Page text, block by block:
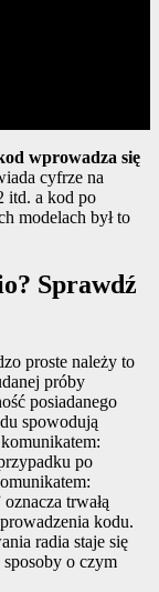
wprowadza się
cyfrze na
itd. a kod po
modelach był to
Sprawdź
proste należy to
próby
posiadanego
spowodują
po
trwałą
kodu.
radia staje się
o czym